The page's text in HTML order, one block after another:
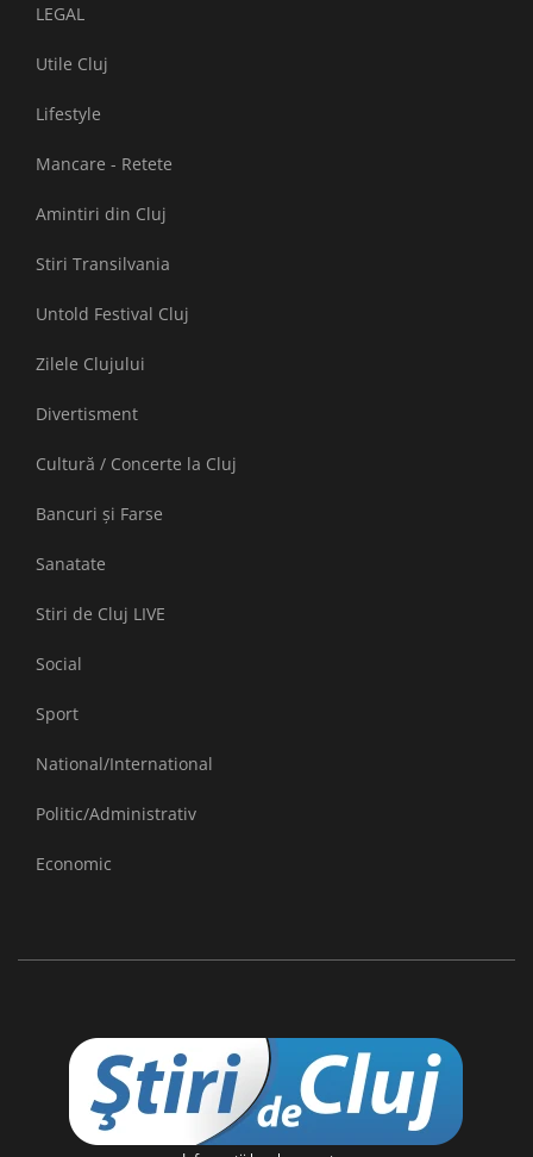
LEGAL
Utile Cluj
Lifestyle
Mancare - Retete
Amintiri din Cluj
Stiri Transilvania
Untold Festival Cluj
Zilele Clujului
Divertisment
Cultură / Concerte la Cluj
Bancuri și Farse
Sanatate
Stiri de Cluj LIVE
Social
Sport
National/International
Politic/Administrativ
Economic